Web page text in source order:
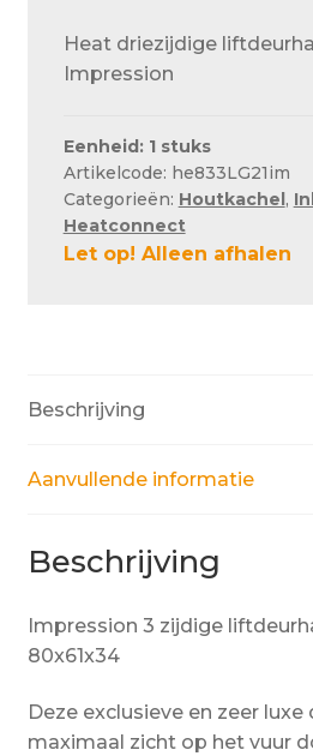
Heat driezijdige
Impression
Eenheid: 1 stuks
Artikelcode: he833LG21im
Categorieën: Houtkachel ,
Heatconnect
Let op! Alleen afhalen
Beschrijving
Aanvullende informatie
Beschrijving
Impression 3 zijdige
80x61x34
Deze exclusieve en zeer
maximaal zicht op het vuur